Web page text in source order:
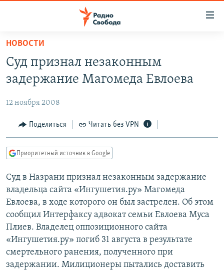
упрощенного
доступа
основному
Вернутся
главной
навигации
Вернутся
поиску
ПОДКАСТЫ
АВТОРСКИЕ ПРОЕКТЫ
ЦИТАТЫ СВОБОДЫ
МНЕНИЯ
IDEL.РЕАЛИИ
КАВКАЗ.РЕАЛИИ
СЕВЕР.РЕАЛИИ
СИБИРЬ.РЕАЛИИ
РАСПИСАНИЕ ВЕЩАНИЯ
ПОДПИШИТЕСЬ НА РАССЫЛКУ
НОВОСТИ
Суд признал незаконным
задержание Магомеда Евлоева
12 ноября 2008
Поделиться Читать без VPN
Приоритетный источник в Google
Суд в Назрани признал незаконным задержание
владельца сайта «Ингушетия.ру» Магомеда
Евлоева, в ходе которого он был застрелен. Об этом
сообщил Интерфаксу адвокат семьи Евлоева Муса
Плиев. Владелец оппозиционного сайта
«Ингушетия.ру» погиб 31 августа в результате
смертельного ранения, полученного при
задержании. Милиционеры пытались доставить